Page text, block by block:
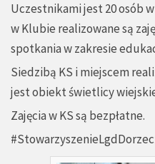
Uczestnikami jest 20 osób
w Klubie realizowane są
spotkania w zakresie
Siedzibą KS i miejscem
jest obiekt świetlicy
Zajęcia w KS są bezpłatne.